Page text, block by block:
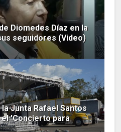
Diomedes Díaz en la
seguidores (Video)
Junta Rafael Santos
'Concierto para